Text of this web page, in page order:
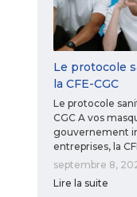
Le protocole
la CFE-CGC
Le protocole
CGC A vos
gouvernement
entreprises, la
septembre 8,
Lire la suite